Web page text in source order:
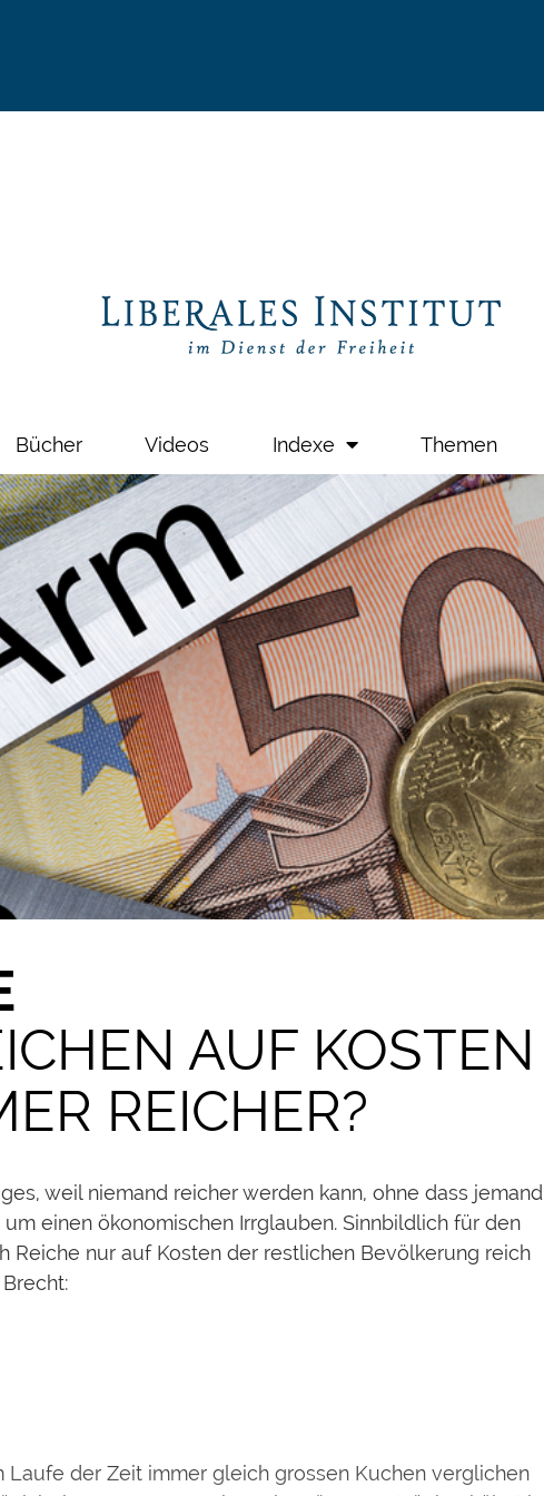
Bücher Videos Indexe Themen
AUF KOSTEN
REICHER?
weil niemand reicher werden kann, ohne dass jemand
einen ökonomischen Irrglauben. Sinnbildlich für den
nur auf Kosten der restlichen Bevölkerung reich
der Zeit immer gleich grossen Kuchen verglichen